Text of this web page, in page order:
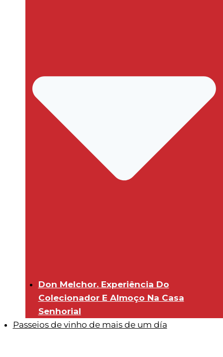
Don Melchor. Experiência Do
Colecionador E Almoço Na Casa
Senhorial
Passeios de vinho de mais de um día